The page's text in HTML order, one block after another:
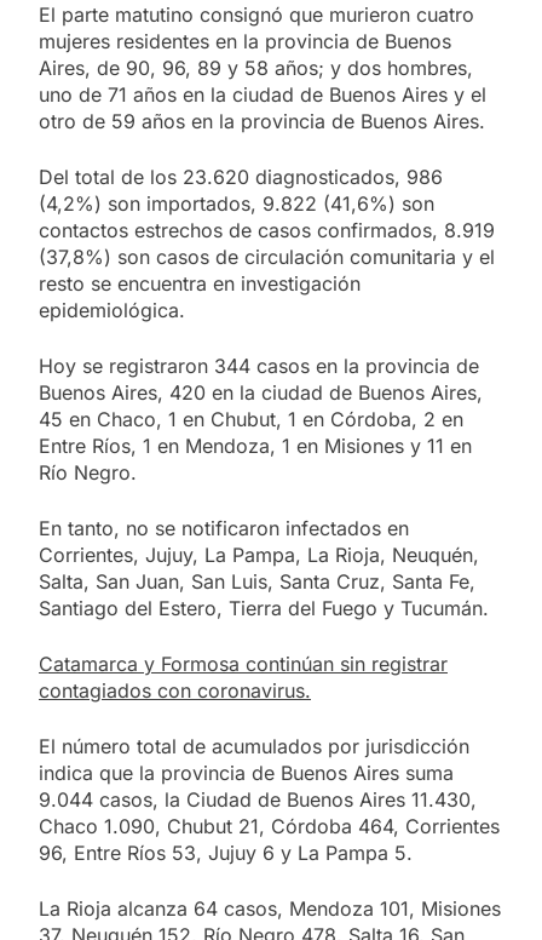
El parte matutino consignó que murieron cuatro
mujeres residentes en la provincia de Buenos
Aires, de 90, 96, 89 y 58 años; y dos hombres,
uno de 71 años en la ciudad de Buenos Aires y el
otro de 59 años en la provincia de Buenos Aires.
Del total de los 23.620 diagnosticados, 986
(4,2%) son importados, 9.822 (41,6%) son
contactos estrechos de casos confirmados, 8.919
(37,8%) son casos de circulación comunitaria y el
resto se encuentra en investigación
epidemiológica.
Hoy se registraron 344 casos en la provincia de
Buenos Aires, 420 en la ciudad de Buenos Aires,
45 en Chaco, 1 en Chubut, 1 en Córdoba, 2 en
Entre Ríos, 1 en Mendoza, 1 en Misiones y 11 en
Río Negro.
En tanto, no se notificaron infectados en
Corrientes, Jujuy, La Pampa, La Rioja, Neuquén,
Salta, San Juan, San Luis, Santa Cruz, Santa Fe,
Santiago del Estero, Tierra del Fuego y Tucumán.
Catamarca y Formosa continúan sin registrar
contagiados con coronavirus.
El número total de acumulados por jurisdicción
indica que la provincia de Buenos Aires suma
9.044 casos, la Ciudad de Buenos Aires 11.430,
Chaco 1.090, Chubut 21, Córdoba 464, Corrientes
96, Entre Ríos 53, Jujuy 6 y La Pampa 5.
La Rioja alcanza 64 casos, Mendoza 101, Misiones
37, Neuquén 152, Río Negro 478, Salta 16, San